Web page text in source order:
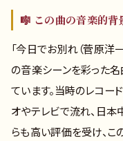
🎼 この曲の音楽的背
「今日でお別れ（菅原洋
の音楽シーンを彩った名
ています。当時のレコー
オやテレビで流れ、日
らも高い評価を受け、